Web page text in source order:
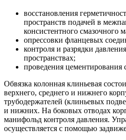
восстановления
пространств подачей в
консистентного смазочного
опрессовки фланцевых
контроля и разрядки
пространствах;
проведения цементирования
Обвязка колонная клиньевая
верхнего, среднего и нижнего
трубодержателей (клиньевых
и нижних. На боковых отводах
манифольд контроля давления.
осуществляется с помощью